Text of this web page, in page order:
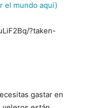
el mundo aquí)
?taken-
gastar en